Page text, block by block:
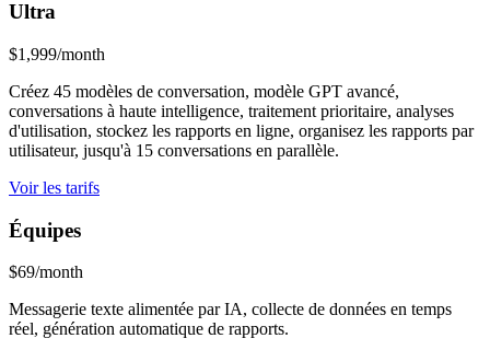
Ultra
$1,999/month
Créez 45 modèles de conversation, modèle GPT avancé,
conversations à haute intelligence, traitement prioritaire, analyses
d'utilisation, stockez les rapports en ligne, organisez les rapports par
utilisateur, jusqu'à 15 conversations en parallèle.
Voir les tarifs
Équipes
$69/month
Messagerie texte alimentée par IA, collecte de données en temps
réel, génération automatique de rapports.